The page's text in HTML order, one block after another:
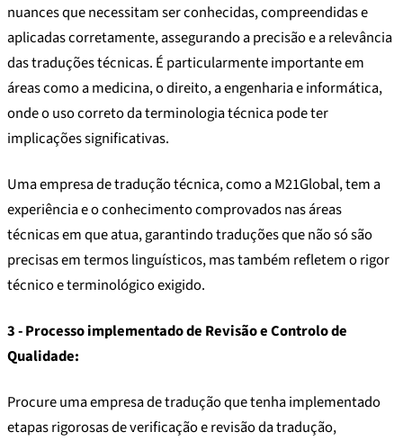
nuances que necessitam ser conhecidas, compreendidas e
aplicadas corretamente, assegurando a precisão e a relevância
das traduções técnicas. É particularmente importante em
áreas como a medicina, o direito, a engenharia e informática,
onde o uso correto da terminologia técnica pode ter
implicações significativas.
Uma empresa de tradução técnica, como a M21Global, tem a
experiência e o conhecimento comprovados nas áreas
técnicas em que atua, garantindo traduções que não só são
precisas em termos linguísticos, mas também refletem o rigor
técnico e terminológico exigido.
3 - Processo implementado de Revisão e Controlo de
Qualidade:
Procure uma empresa de tradução que tenha implementado
etapas rigorosas de verificação e revisão da tradução,